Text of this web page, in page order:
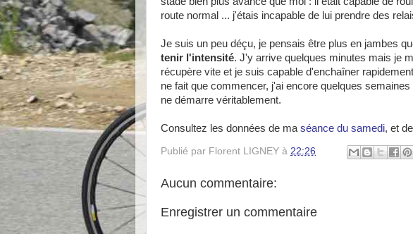
route normal ... j'étais incapable de lui prendre des
Je suis un peu déçu, je pensais être plus en jambes
tenir l'intensité. J'y arrive quelques minutes mais je
récupère vite et je suis capable d'enchaîner
ne fait que commencer, j'ai encore quelques
ne démarre véritablement.
Consultez les données de ma séance du samedi, et de
Publié par Florent LIGNEY à 22:26
Aucun commentaire:
Enregistrer un commentaire